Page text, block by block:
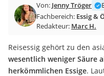
Balsamico-Essig
Schwarzkümmelöl bio
Honig
Gemüsebrühe
Eiskaffee-Pulver
Von: Jenny Tröger
Fachbereich: Essig &
Redakteur: Marc H.
Reisessig gehört zu den
wesentlich weniger Säure
herkömmlichen Essige.